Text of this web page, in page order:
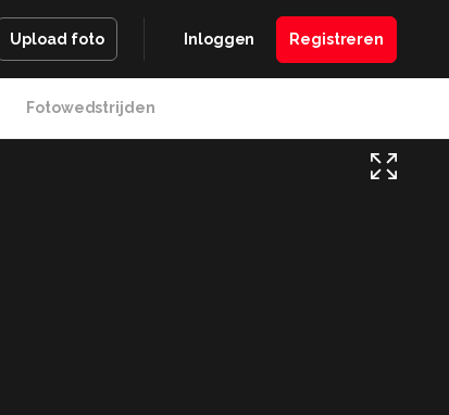
Upload foto Inloggen Registreren
Fotowedstrijden